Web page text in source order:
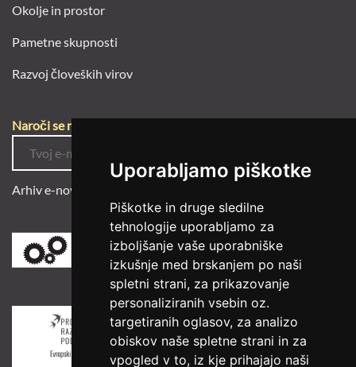
Uporabljamo piškotke
Piškotke in druge sledilne
tehnologije uporabljamo za
izboljšanje vaše uporabniške
izkušnje med brskanjem po naši
spletni strani, za prikazovanje
personaliziranih vsebin oz.
targetiranih oglasov, za analizo
obiskov naše spletne strani in za
vpogled v to, iz kje prihajajo naši
Okolje in prostor
Pametne skupnosti
Razvoj človeških virov
Naroči se na e-novice
Arhiv e-novic